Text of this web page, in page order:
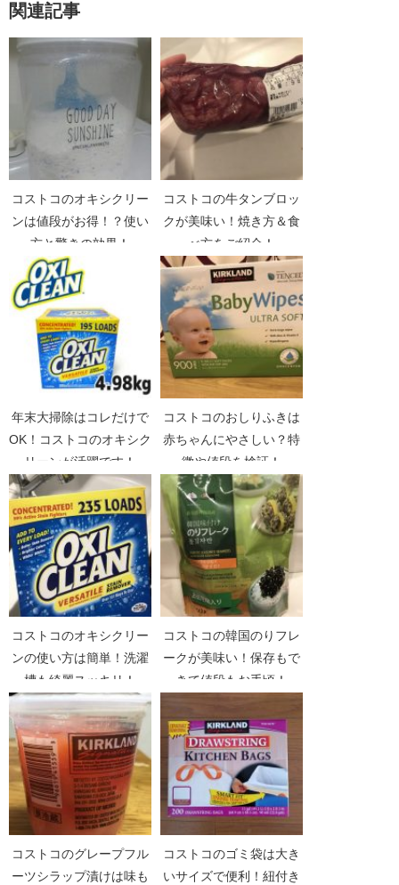
関連記事
コストコのオキシクリー
ンは値段がお得！？使い
方と驚きの効果！
コストコの牛タンブロッ
クが美味い！焼き方＆食
べ方をご紹介！
年末大掃除はコレだけで
OK！コストコのオキシク
リーンが活躍です！
コストコのおしりふきは
赤ちゃんにやさしい？特
徴や値段を検証！
コストコのオキシクリー
ンの使い方は簡単！洗濯
槽も綺麗スッキリ！
コストコの韓国のりフレ
ークが美味い！保存もで
きて値段もお手頃！
コストコのグレープフル
ーツシラップ漬けは味も
コストコのゴミ袋は大き
いサイズで便利！紐付き